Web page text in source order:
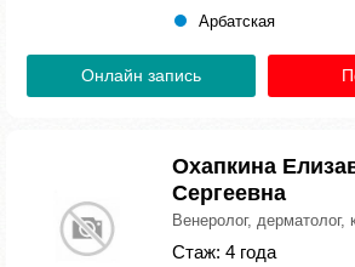
Арбатская
Онлайн запись
Охапкина
Сергеевна
Венеролог, дерматолог,
Стаж: 4 года